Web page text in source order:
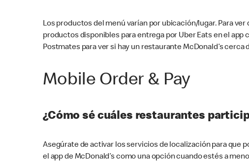
Los productos del menú varían por ubicación/lugar. Para
productos disponibles para entrega por Uber Eats en el app
Postmates para ver si hay un restaurante McDonald’s
Mobile Order & Pay
¿Cómo sé cuáles restaurantes
Asegúrate de activar los servicios de localización para que
el app de McDonald’s como una opción cuando estés a